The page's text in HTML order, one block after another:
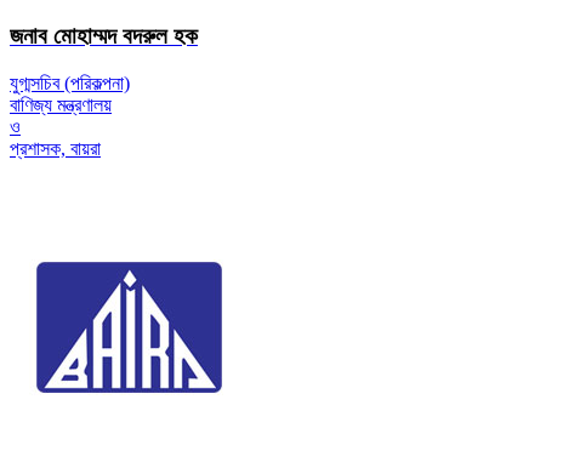
জনাব মোহাম্মদ বদরুল হক
যুগ্মসচিব (পরিকল্পনা)
বাণিজ্য মন্ত্রণালয়
ও
প্রশাসক, বায়রা